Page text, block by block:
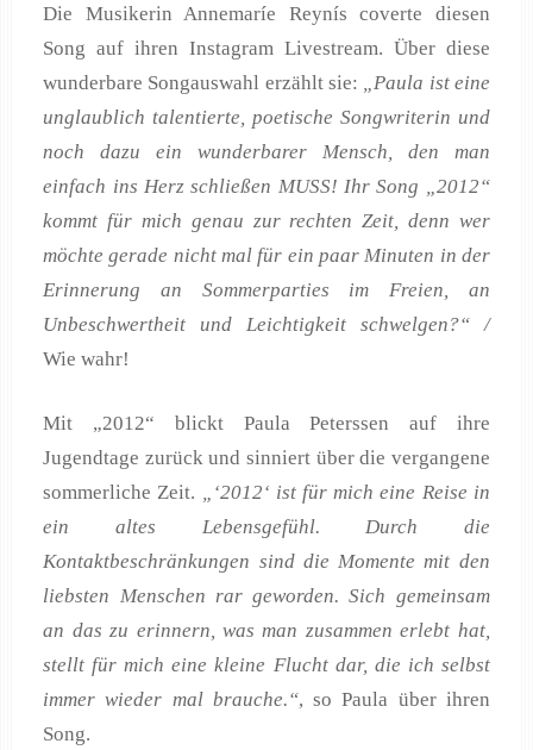
Die Musikerin Annemaríe Reynís coverte diesen
Song auf ihren Instagram Livestream. Über diese
wunderbare Songauswahl erzählt sie: „Paula ist eine
unglaublich talentierte, poetische Songwriterin und
noch dazu ein wunderbarer Mensch, den man
einfach ins Herz schließen MUSS! Ihr Song „2012“
kommt für mich genau zur rechten Zeit, denn wer
möchte gerade nicht mal für ein paar Minuten in der
Erinnerung an Sommerparties im Freien, an
Unbeschwertheit und Leichtigkeit schwelgen?“ /
Wie wahr!
Mit „2012“ blickt Paula Peterssen auf ihre
Jugendtage zurück und sinniert über die vergangene
sommerliche Zeit. „‘2012‘ ist für mich eine Reise in
ein altes Lebensgefühl. Durch die
Kontaktbeschränkungen sind die Momente mit den
liebsten Menschen rar geworden. Sich gemeinsam
an das zu erinnern, was man zusammen erlebt hat,
stellt für mich eine kleine Flucht dar, die ich selbst
immer wieder mal brauche.“, so Paula über ihren
Song.